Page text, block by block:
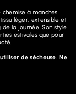
à manches
léger, extensible et
la journée. Son style
estivales que pour
de sécheuse. Ne